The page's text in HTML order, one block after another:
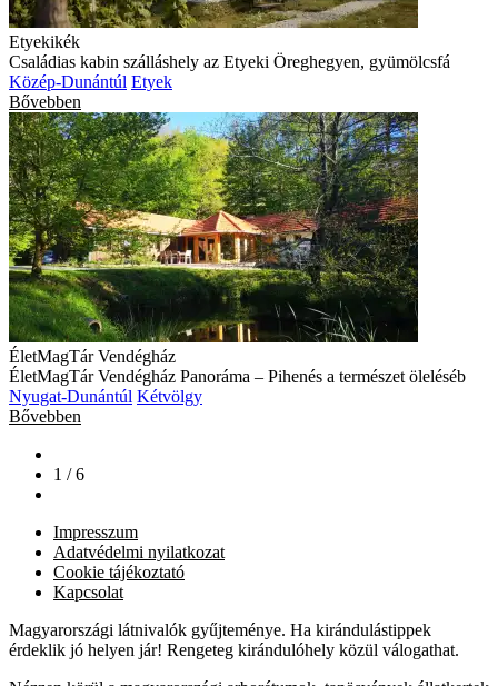
Etyekikék
Családias kabin szálláshely az Etyeki Öreghegyen, gyümölcsfá
Közép-Dunántúl Etyek
Bővebben
ÉletMagTár Vendégház
ÉletMagTár Vendégház Panoráma – Pihenés a természet öleléséb
Nyugat-Dunántúl Kétvölgy
Bővebben
1 / 6
Impresszum
Adatvédelmi nyilatkozat
Cookie tájékoztató
Kapcsolat
Magyarországi látnivalók gyűjteménye. Ha kirándulástippek
érdeklik jó helyen jár! Rengeteg kirándulóhely közül válogathat.